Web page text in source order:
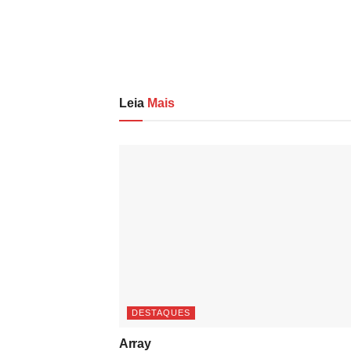
Leia Mais
DESTAQUES
Array